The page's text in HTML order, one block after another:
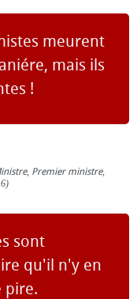
meurent
mais ils
!
, Premier ministre,
sont
qu'il n'y en
pire.